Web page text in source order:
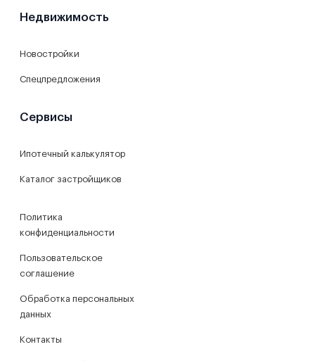
Недвижимость
Новостройки
Спецпредложения
Сервисы
Ипотечный калькулятор
Каталог застройщиков
Политика
конфиденциальности
Пользовательское
соглашение
Обработка персональных
данных
Контакты